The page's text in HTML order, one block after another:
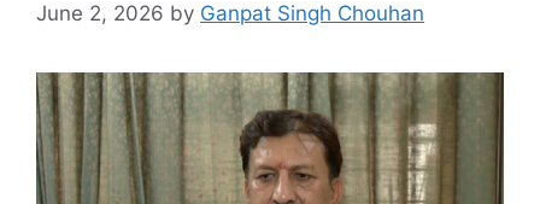
June 2, 2026 by Ganpat Singh Chouhan